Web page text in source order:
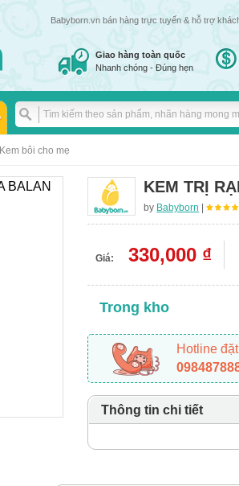
Babyborn.vn bán hàng trực tuyến & hỗ trợ khách
Giao hàng toàn quốc
Nhanh chóng - Đúng hẹn
Kem bôi cho mẹ
KEM TRỊ
by Babyborn
Giá: 330,000 ₫
Trong kho
Hotline
Thông tin chi tiết